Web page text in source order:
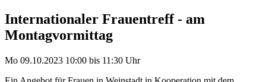
Internationaler Frauentreff - am
Montagvormittag
Mo 09.10.2023 10:00 bis 11:30 Uhr